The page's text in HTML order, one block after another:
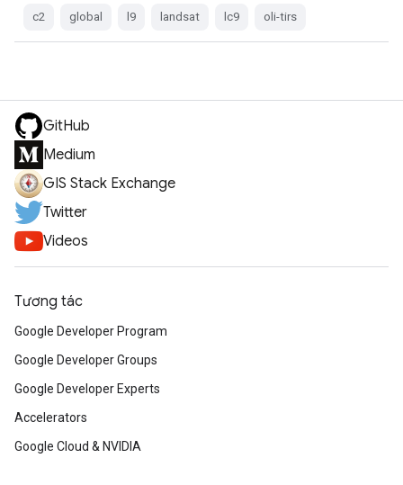
c2 global l9 landsat lc9 oli-tirs
GitHub
Medium
GIS Stack Exchange
Twitter
Videos
Tương tác
Google Developer Program
Google Developer Groups
Google Developer Experts
Accelerators
Google Cloud & NVIDIA